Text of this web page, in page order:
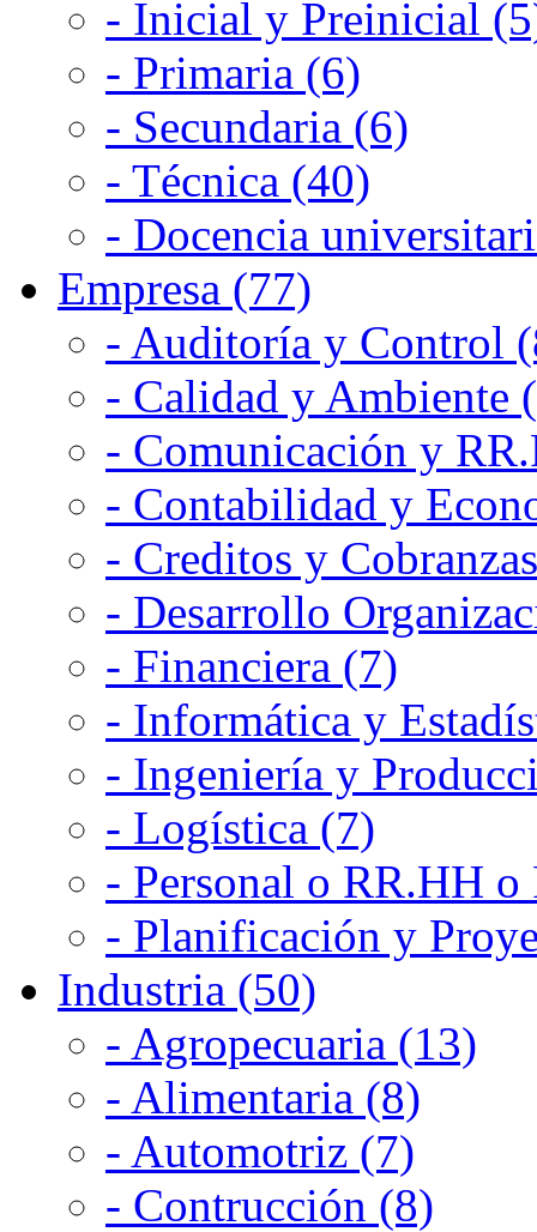
- Inicial y Preinicial
- Primaria (6)
- Secundaria (6)
- Técnica (40)
- Docencia
Empresa (77)
- Auditoría y Control
- Calidad y Ambiente
- Comunicación y
- Contabilidad y
- Creditos y
- Desarrollo
- Financiera (7)
- Informática y
- Ingeniería y
- Logística (7)
- Personal o RR.HH
- Planificación y
Industria (50)
- Agropecuaria (13)
- Alimentaria (8)
- Automotriz (7)
- Contrucción (8)